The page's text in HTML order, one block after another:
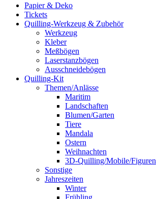
Papier & Deko
Tickets
Quilling-Werkzeug & Zubehör
Werkzeug
Kleber
Meßbögen
Laserstanzbögen
Ausschneidebögen
Quilling-Kit
Themen/Anlässe
Maritim
Landschaften
Blumen/Garten
Tiere
Mandala
Ostern
Weihnachten
3D-Quilling/Mobile/Figuren
Sonstige
Jahreszeiten
Winter
Frühling